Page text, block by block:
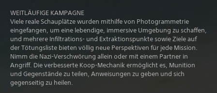
WEITLÄUFIGE KAMPAGNE
Viele reale Schauplätze wurden mithilfe von Photogrammetrie
eingefangen, um eine lebendige, immersive Umgebung zu schaffen,
und mehrere Infiltrations- und Extraktionspunkte sowie Ziele auf
der Tötungsliste bieten völlig neue Perspektiven für jede Mission.
Nimm die Nazi-Verschwörung allein oder mit einem Partner in
Angriff. Die verbesserte Koop-Mechanik ermöglicht es, Munition
und Gegenstände zu teilen, Anweisungen zu geben und sich
gegenseitig zu heilen.